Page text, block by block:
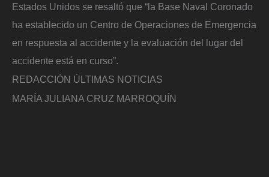
Estados Unidos se resaltó que “la Base Naval Coronado
ha establecido un Centro de Operaciones de Emergencia
en respuesta al accidente y la evaluación del lugar del
accidente está en curso”.
REDACCIÓN ÚLTIMAS NOTICIAS
MARÍA JULIANA CRUZ MARROQUÍN